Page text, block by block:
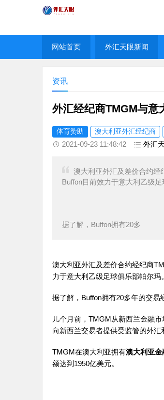
网站首页 外汇天眼新闻
资讯
外汇经纪商TMGM与
体育赞助 澳大利亚外汇经纪商
2021-09-23 11:48:42 外汇
澳大利亚外汇及差价合约经
Buffon目前效力于意大利乙级足
据了解，Buffon拥有20多
澳大利亚外汇及差价合约经纪商
力于意大利乙级足球俱乐部帕尔玛。
据了解，Buffon拥有20多年的交易
几个月前，TMGM从新西兰金融
向新西兰交易者提供受监管的外汇
TMGM在澳大利亚拥有澳大利亚
额达到1950亿美元。